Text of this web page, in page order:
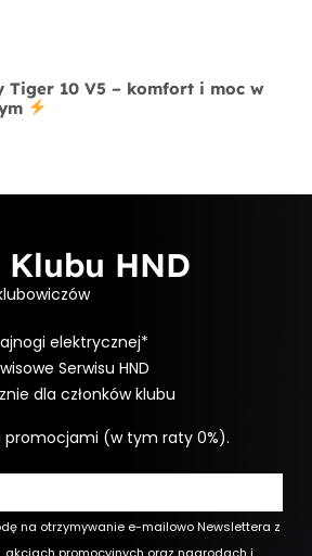
Tiger 10 V5 – komfort i moc w
HND
elektrycznej*
Serwisu HND
dla członków klubu
promocjami (w tym raty 0%).
na otrzymywanie e-mailowo Newslettera z
akcjach promocyjnych oraz nagrodach i